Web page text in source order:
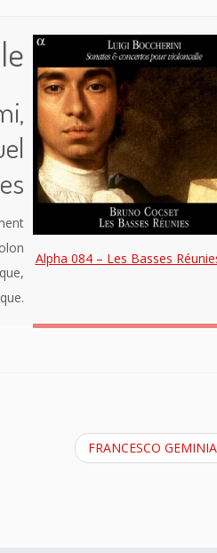
Alpha 084 – Les Basses
FRANCESCO